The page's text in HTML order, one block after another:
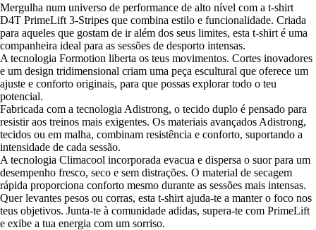
Mergulha num universo de performance de alto nível com a t-shirt
D4T PrimeLift 3-Stripes que combina estilo e funcionalidade. Criada
para aqueles que gostam de ir além dos seus limites, esta t-shirt é uma
companheira ideal para as sessões de desporto intensas.
A tecnologia Formotion liberta os teus movimentos. Cortes inovadores
e um design tridimensional criam uma peça escultural que oferece um
ajuste e conforto originais, para que possas explorar todo o teu
potencial.
Fabricada com a tecnologia Adistrong, o tecido duplo é pensado para
resistir aos treinos mais exigentes. Os materiais avançados Adistrong,
tecidos ou em malha, combinam resistência e conforto, suportando a
intensidade de cada sessão.
A tecnologia Climacool incorporada evacua e dispersa o suor para um
desempenho fresco, seco e sem distrações. O material de secagem
rápida proporciona conforto mesmo durante as sessões mais intensas.
Quer levantes pesos ou corras, esta t-shirt ajuda-te a manter o foco nos
teus objetivos. Junta-te à comunidade adidas, supera-te com PrimeLift
e exibe a tua energia com um sorriso.